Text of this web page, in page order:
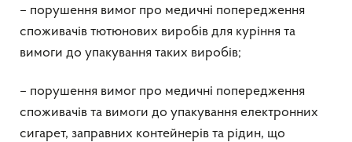
– порушення вимог про медичні попередження
споживачів тютюнових виробів для куріння та
вимоги до упакування таких виробів;
– порушення вимог про медичні попередження
споживачів та вимоги до упакування електронних
сигарет, заправних контейнерів та рідин, що